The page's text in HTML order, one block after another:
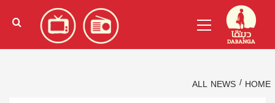
content
الإنجليزية)
Menu
HOME
ALL NEWS